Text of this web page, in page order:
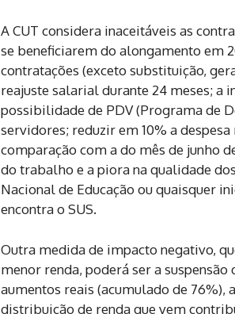
A CUT considera inaceitáveis as
se beneficiarem do alongamento em
contratações (exceto substituição,
reajuste salarial durante 24 meses; a
possibilidade de PDV (Programa de
servidores; reduzir em 10% a
comparação com a do mês de junho
do trabalho e a piora na qualidade
Nacional de Educação ou quaisquer
encontra o SUS.
Outra medida de impacto negativo,
menor renda, poderá ser a
aumentos reais (acumulado de 76%),
distribuição de renda que vem